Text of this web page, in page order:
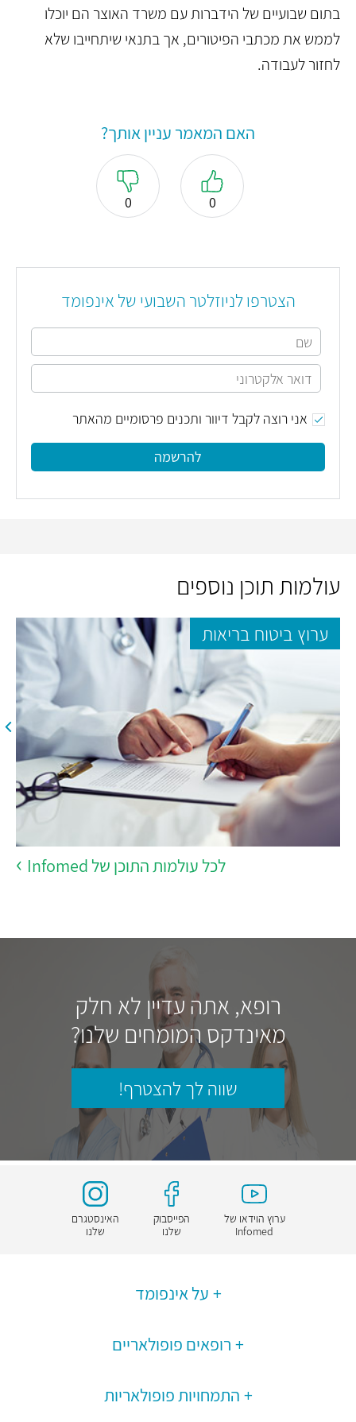
בתום שבועיים של הידברות עם משרד האוצר הם יוכלו
לממש את מכתבי הפיטורים, אך בתנאי שיתחייבו שלא
לחזור לעבודה.
האם המאמר עניין אותך?
0
0
הצטרפו לניוזלטר השבועי של אינפומד
אני רוצה לקבל דיוור ותכנים פרסומיים מהאתר
להרשמה
עולמות תוכן נוספים
ערוץ ביטוח בריאות
לכל עולמות התוכן של Infomed
רופא, אתה עדיין לא חלק
מאינדקס המומחים שלנו?
שווה לך להצטרף!
ערוץ הוידאו של
Infomed
הפייסבוק
שלנו
האינסטגרם
שלנו
על אינפומד
רופאים פופולאריים
התמחויות פופולאריות